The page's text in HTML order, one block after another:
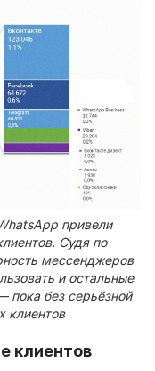
привели
Судя по
мессенджеров
и остальные
пока без серьёзной
клиентов
клиентов